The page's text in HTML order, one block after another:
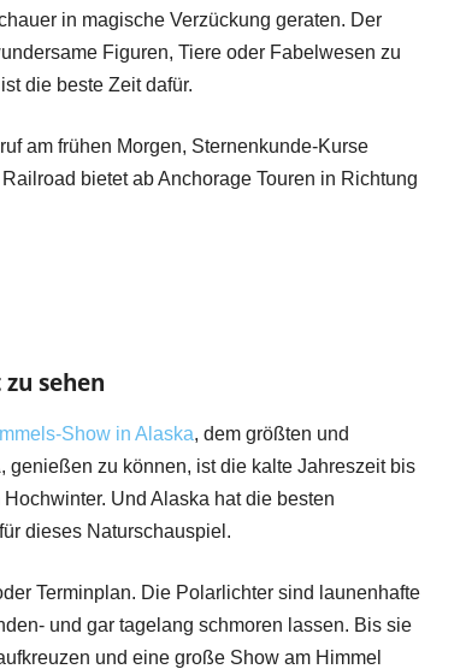
in magische Verzückung geraten. Der
Figuren, Tiere oder Fabelwesen zu
die beste Zeit dafür.
am frühen Morgen, Sternenkunde-Kurse
bietet ab Anchorage Touren in Richtung
sehen
Show in Alaska, dem größten und
genießen zu können, ist die kalte Jahreszeit bis
Und Alaska hat die besten
dieses Naturschauspiel.
Terminplan. Die Polarlichter sind launenhafte
und gar tagelang schmoren lassen. Bis sie
und eine große Show am Himmel